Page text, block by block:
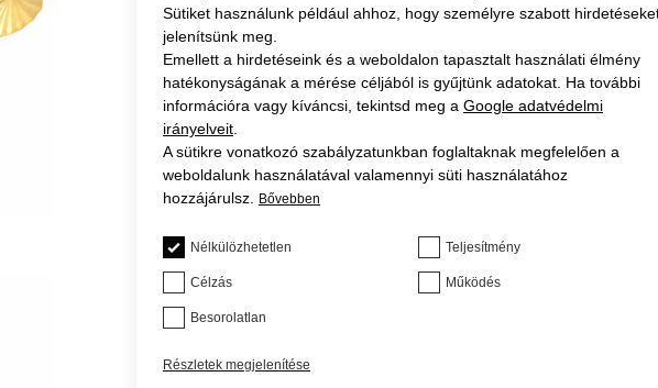
Sütiket használunk például ahhoz, hogy személyre szabott
jelenítsünk meg.
Emellett a hirdetéseink és a weboldalon tapasztalt használati élmény
hatékonyságának a mérése céljából is gyűjtünk adatokat. Ha további
információra vagy kíváncsi, tekintsd meg a Google adatvédelmi
irányelveit
A sütikre vonatkozó szabályzatunkban foglaltaknak megfelelően a
weboldalunk használatával valamennyi süti használatához
hozzájárulsz.
Bővebben
Nélkülözhetetlen Teljesítmény
Célzás Működés
Besorolatlan
Részletek megjelenítése